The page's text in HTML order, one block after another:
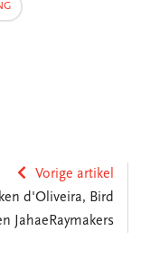
Vorige artikel
d'Oliveira, Bird
JahaeRaymakers